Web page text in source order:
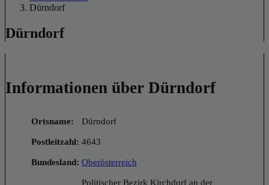
Dürndorf
Dürndorf
Informationen über Dürndorf
Ortsname: Dürndorf
Postleitzahl: 4643
Bundesland: Oberösterreich
Politischer Bezirk Kirchdorf an der